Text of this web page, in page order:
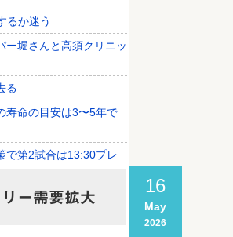
道！」→「国...NEW!
に大幅な黒...
るか迷う
ー堀さんと高須クリニッ
る
寿命の目安は3〜5年で
で第2試合は13:30プレ
故】「本当のことを…」
16
May
2026
ー需要拡大